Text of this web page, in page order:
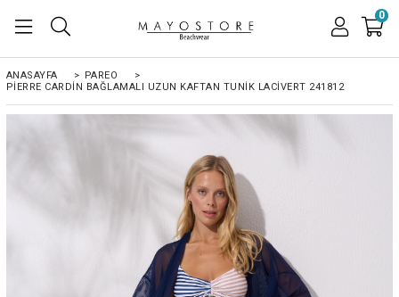
0
ANASAYFA > PAREO
>
PIERRE CARDIN BAĞLAMALI UZUN KAFTAN TUNIK LACIVERT 241812